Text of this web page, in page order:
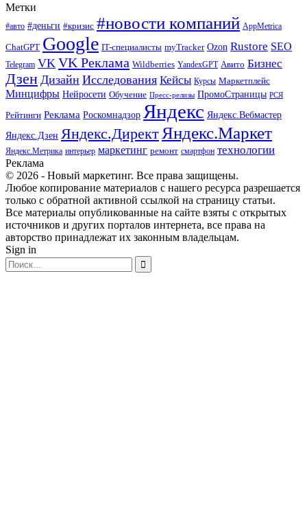
Метки
#авто #деньги #кризис #новости компаний AppMetrica
ChatGPT Google IT-специалисты myTracker Ozon Rustore SEO
Telegram VK VK Реклама Wildberries YandexGPT Авито Бизнес
Дзен Дизайн Исследования Кейсы Курсы Маркетплейс
Минцифры Нейросети Обучение Пресс-релизы ПромоСтраницы РСЯ
Рейтинги Реклама Роскомнадзор Яндекс Яндекс.Вебмастер
Яндекс.Дзен Яндекс.ДиректЯндекс.Маркет
Яндекс.Метрика интерьер маркетинг ремонт смартфон технологии
Реклама
© 2026 - Новый маркетинг. Все права защищены.
Любое копирование материалов с нашего ресурса разрешается
только с обратной активной ссылкой на страницу статьи.
Все материалы опубликованные на сайте взяты с открытых
источников и других порталов интернета, все права на
авторство принадлежат их законным владельцам.
Sign in